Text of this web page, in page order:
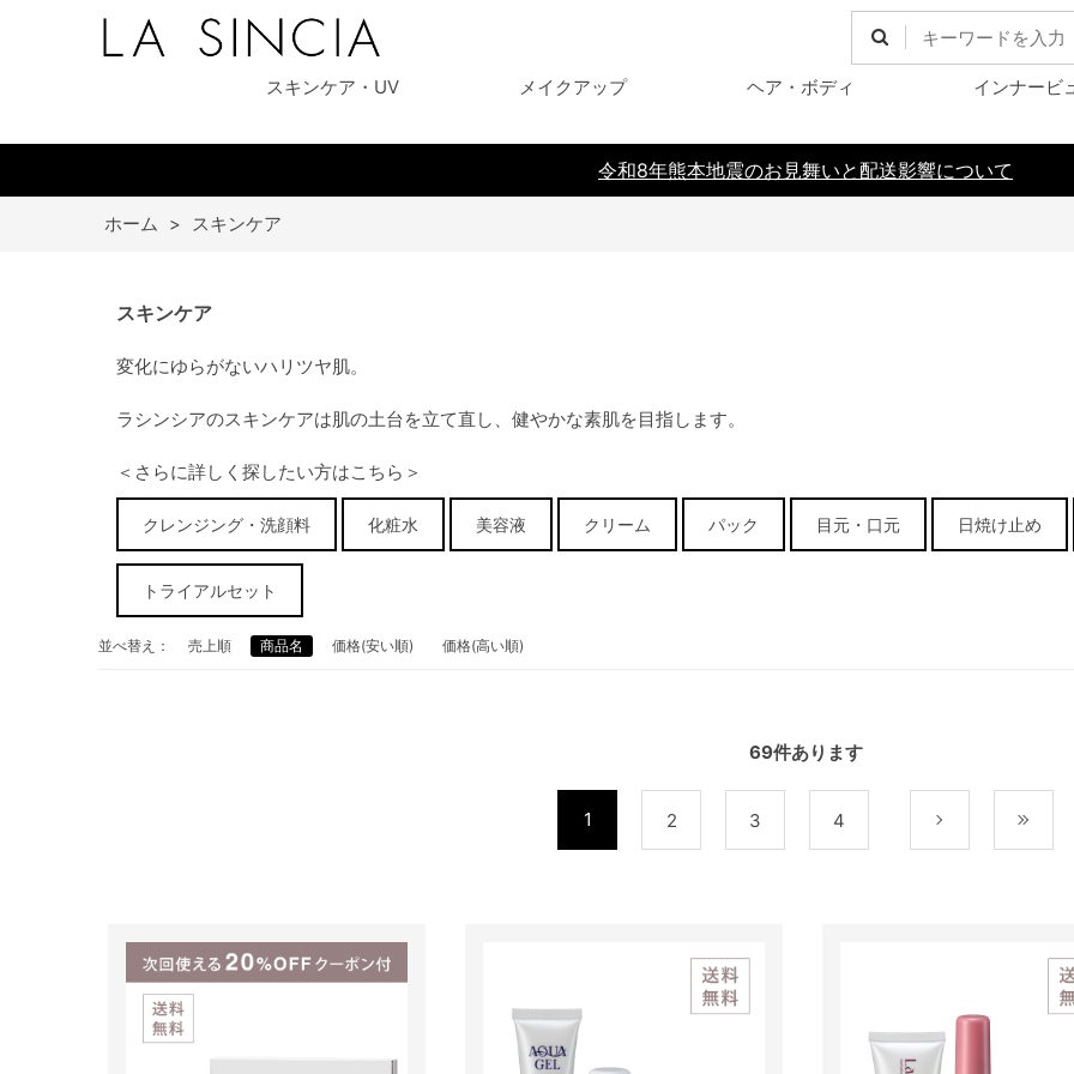
スキンケア・UV メイクアップ ヘア・ボディ インナービ
令和8年熊本地震のお見舞いと配送影響について
ホーム > スキンケア
スキンケア
変化にゆらがないハリツヤ肌。
ラシンシアのスキンケアは肌の土台を立て直し、健やかな素肌を目指します。
＜さらに詳しく探したい方はこちら＞
クレンジング・洗顔料 化粧水 美容液 クリーム パック 目元・口元 日焼け止め
トライアルセット
並べ替え： 売上順 商品名 価格(安い順) 価格(高い順)
69件あります
1 2 3 4